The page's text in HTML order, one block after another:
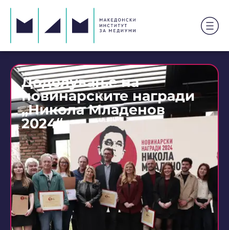
Доделување на
новинарските награди
„Никола Младенов
2024“